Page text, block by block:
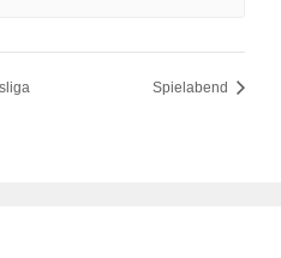
Spielabend